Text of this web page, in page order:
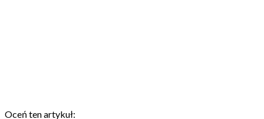
Oceń ten artykuł: